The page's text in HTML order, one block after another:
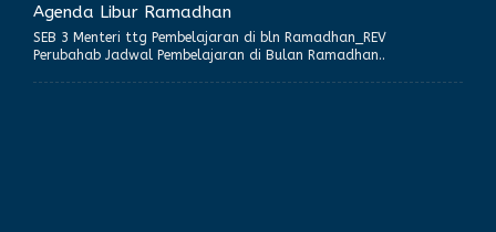
Agenda Libur Ramadhan
SEB 3 Menteri ttg Pembelajaran di bln Ramadhan_REV
Perubahab Jadwal Pembelajaran di Bulan Ramadhan..